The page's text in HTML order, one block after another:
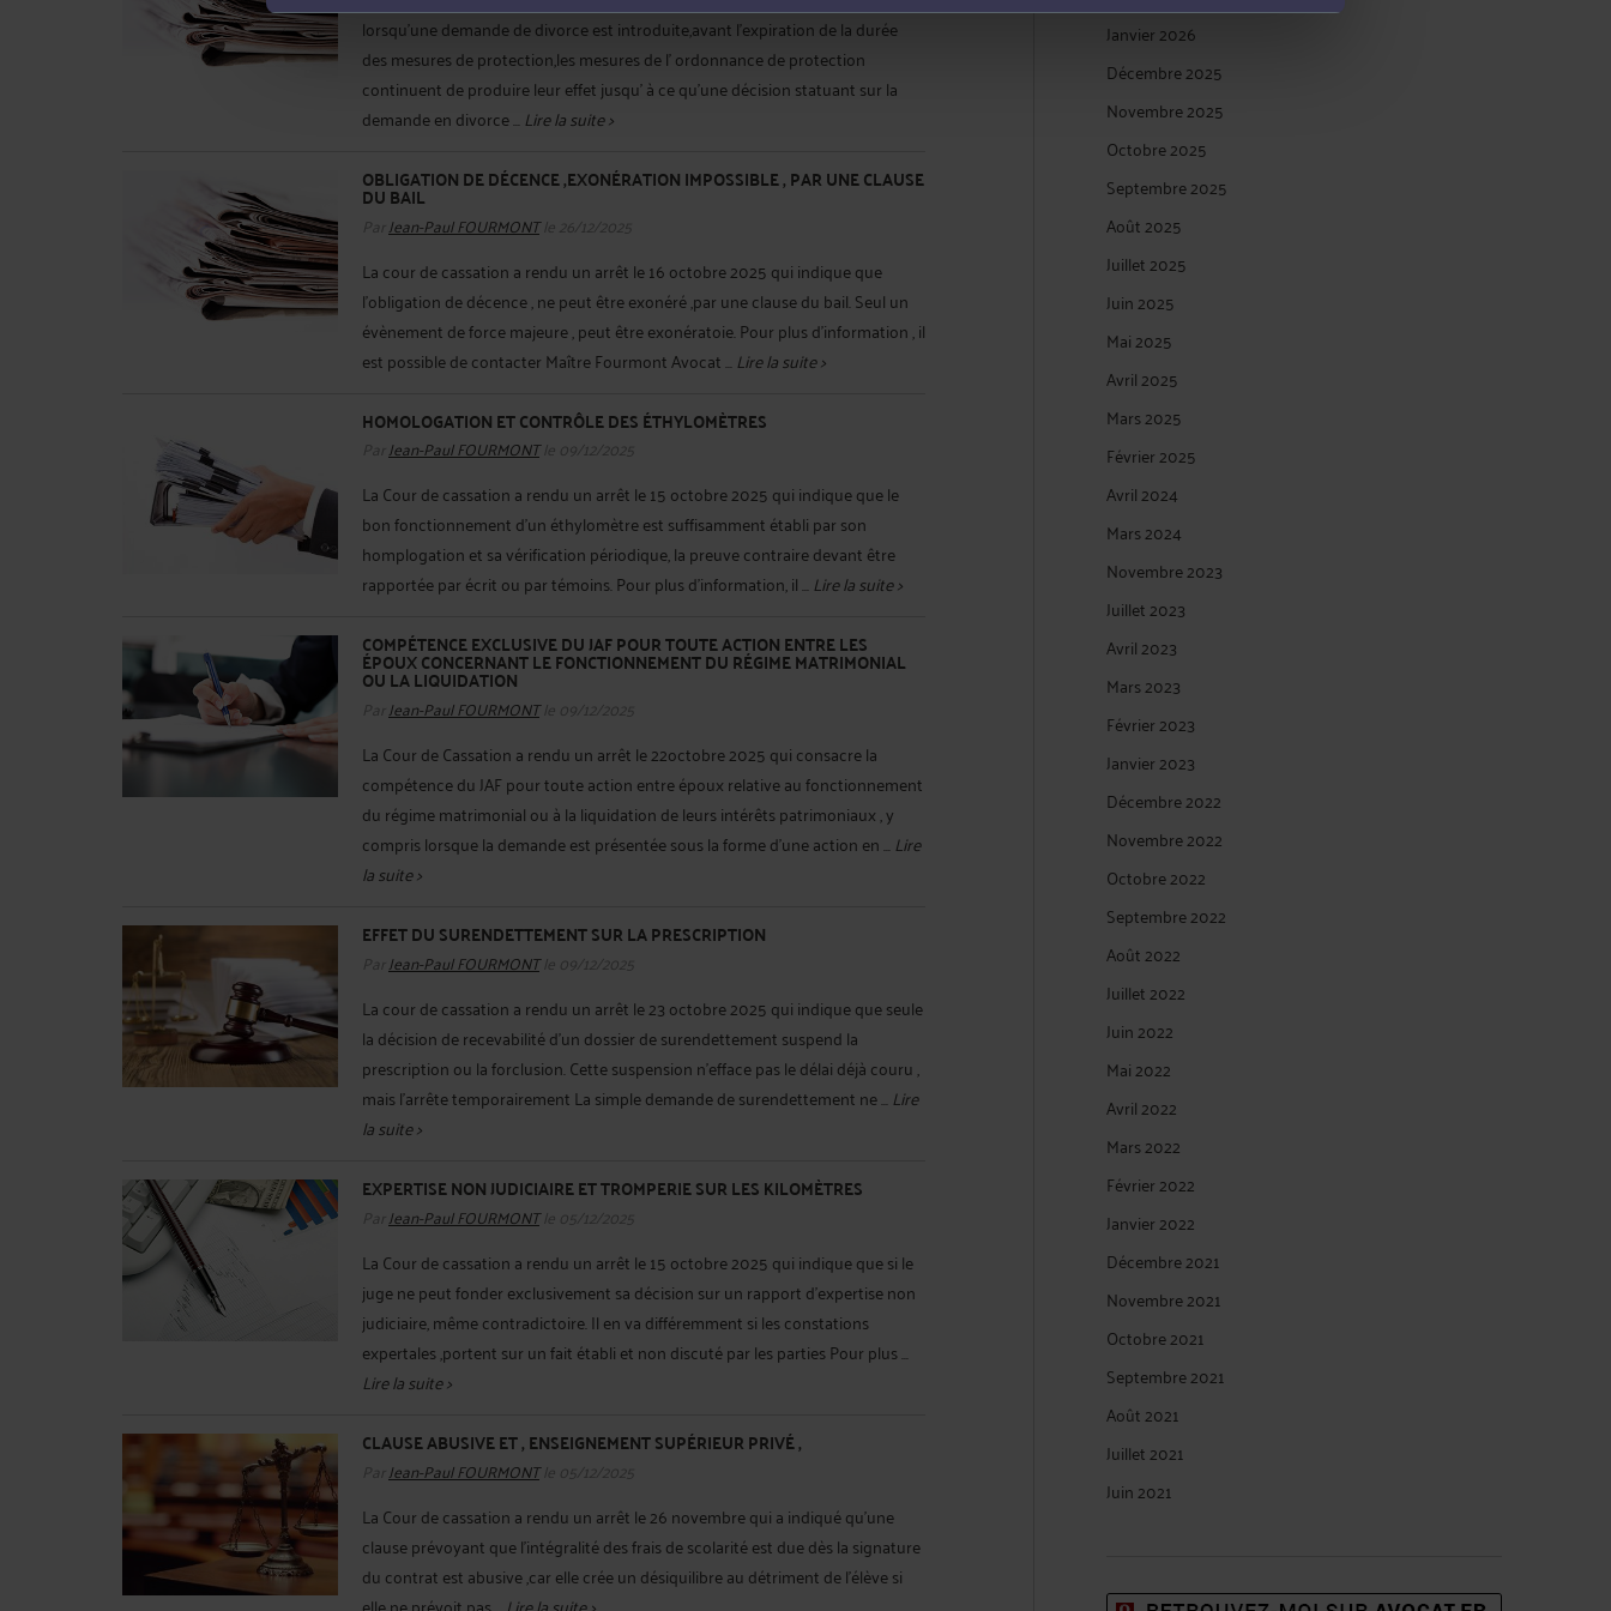
lorsqu'une demande de divorce est introduite,avant l'expiration de la durée
des mesures de protection,les mesures de l' ordonnance de protection
continuent de produire leur effet jusqu' à ce qu'une décision statuant sur la
demande en divorce ...Lire la suite >
OBLIGATION DE DÉCENCE ,EXONÉRATION IMPOSSIBLE , PAR UNE CLAUSE
DU BAIL
Par Jean-Paul FOURMONTle 26/12/2025
La cour de cassation a rendu un arrêt le 16 octobre 2025 qui indique que
l'obligation de décence , ne peut être exonéré ,par une clause du bail. Seul un
évènement de force majeure , peut être exonératoie. Pour plus d'information , il
est possible de contacter Maître Fourmont Avocat ...Lire la suite >
HOMOLOGATION ET CONTRÔLE DES ÉTHYLOMÈTRES
Par Jean-Paul FOURMONTle 09/12/2025
La Cour de cassation a rendu un arrêt le 15 octobre 2025 qui indique que le
bon fonctionnement d'un éthylomètre est suffisamment établi par son
homplogation et sa vérification périodique, la preuve contraire devant être
rapportée par écrit ou par témoins. Pour plus d'information, il ...Lire la suite >
COMPÉTENCE EXCLUSIVE DU JAF POUR TOUTE ACTION ENTRE LES
ÉPOUX CONCERNANT LE FONCTIONNEMENT DU RÉGIME MATRIMONIAL
OU LA LIQUIDATION
Par Jean-Paul FOURMONTle 09/12/2025
La Cour de Cassation a rendu un arrêt le 22octobre 2025 qui consacre la
compétence du JAF pour toute action entre époux relative au fonctionnement
du régime matrimonial ou à la liquidation de leurs intérêts patrimoniaux , y
compris lorsque la demande est présentée sous la forme d'une action en ...Lire
la suite >
EFFET DU SURENDETTEMENT SUR LA PRESCRIPTION
Par Jean-Paul FOURMONTle 09/12/2025
La cour de cassation a rendu un arrêt le 23 octobre 2025 qui indique que seule
la décision de recevabilité d'un dossier de surendettement suspend la
prescription ou la forclusion. Cette suspension n'efface pas le délai déjà couru ,
mais l'arrête temporairement La simple demande de surendettement ne ...Lire
la suite >
EXPERTISE NON JUDICIAIRE ET TROMPERIE SUR LES KILOMÈTRES
Par Jean-Paul FOURMONTle 05/12/2025
La Cour de cassation a rendu un arrêt le 15 octobre 2025 qui indique que si le
juge ne peut fonder exclusivement sa décision sur un rapport d'expertise non
judiciaire, même contradictoire. Il en va différemment si les constations
expertales ,portent sur un fait établi et non discuté par les parties Pour plus ...
Lire la suite >
CLAUSE ABUSIVE ET , ENSEIGNEMENT SUPÉRIEUR PRIVÉ ,
Par Jean-Paul FOURMONTle 05/12/2025
La Cour de cassation a rendu un arrêt le 26 novembre qui a indiqué qu'une
clause prévoyant que l'intégralité des frais de scolarité est due dès la signature
du contrat est abusive ,car elle crée un désiquilibre au détriment de l'élève si
Janvier 2026
Décembre 2025
Novembre 2025
Octobre 2025
Septembre 2025
Août 2025
Juillet 2025
Juin 2025
Mai 2025
Avril 2025
Mars 2025
Février 2025
Avril 2024
Mars 2024
Novembre 2023
Juillet 2023
Avril 2023
Mars 2023
Février 2023
Janvier 2023
Décembre 2022
Novembre 2022
Octobre 2022
Septembre 2022
Août 2022
Juillet 2022
Juin 2022
Mai 2022
Avril 2022
Mars 2022
Février 2022
Janvier 2022
Décembre 2021
Novembre 2021
Octobre 2021
Septembre 2021
Août 2021
Juillet 2021
Juin 2021